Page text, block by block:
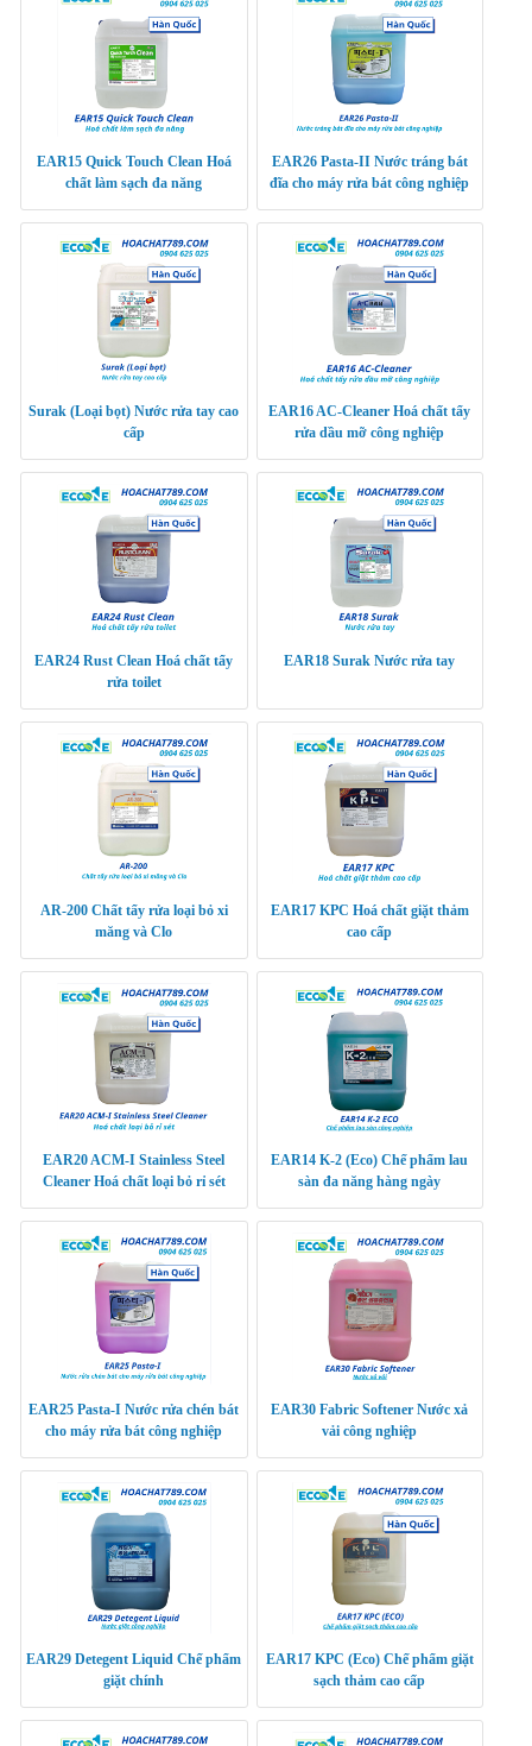
EAR15 Quick Touch Clean Hoá
chất làm sạch đa năng
EAR26 Pasta-II Nước tráng bát
đĩa cho máy rửa bát công nghiệp
Surak (Loại bọt) Nước rửa tay cao
cấp
EAR16 AC-Cleaner Hoá chất tẩy
rửa dầu mỡ công nghiệp
EAR24 Rust Clean Hoá chất tẩy
rửa toilet
EAR18 Surak Nước rửa tay
AR-200 Chất tẩy rửa loại bỏ xi
măng và Clo
EAR17 KPC Hoá chất giặt thảm
cao cấp
EAR20 ACM-I Stainless Steel
Cleaner Hoá chất loại bỏ rỉ sét
EAR14 K-2 (Eco) Chế phẩm lau
sàn đa năng hàng ngày
EAR25 Pasta-I Nước rửa chén bát
cho máy rửa bát công nghiệp
EAR30 Fabric Softener Nước xả
vải công nghiệp
EAR29 Detegent Liquid Chế phẩm
giặt chính
EAR17 KPC (Eco) Chế phẩm giặt
sạch thảm cao cấp